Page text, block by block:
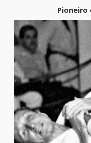
Pioneiro